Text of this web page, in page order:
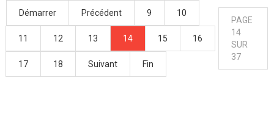
Démarrer Précédent 9 10
11 12 13 14 15 16
17 18 Suivant Fin
PAGE
14
SUR
37